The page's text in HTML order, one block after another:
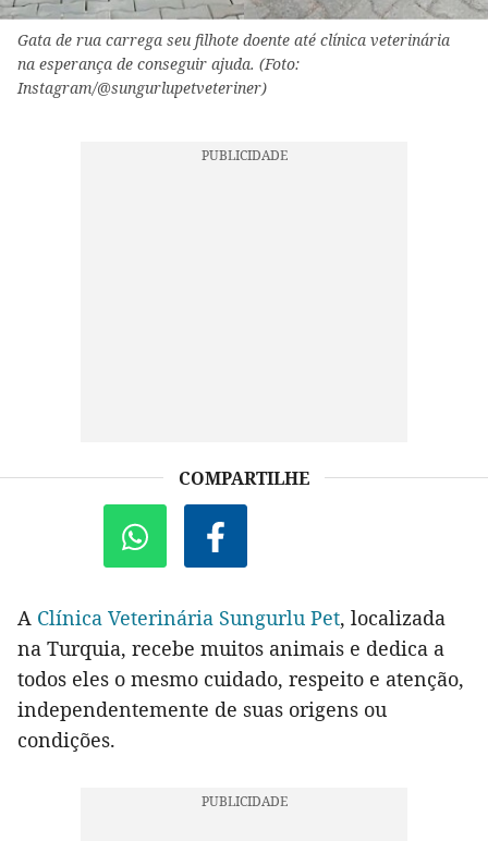
Gata de rua carrega seu filhote doente até clínica veterinária
na esperança de conseguir ajuda. (Foto:
Instagram/@sungurlupetveteriner)
COMPARTILHE
A Clínica Veterinária Sungurlu Pet, localizada
na Turquia, recebe muitos animais e dedica a
todos eles o mesmo cuidado, respeito e atenção,
independentemente de suas origens ou
condições.